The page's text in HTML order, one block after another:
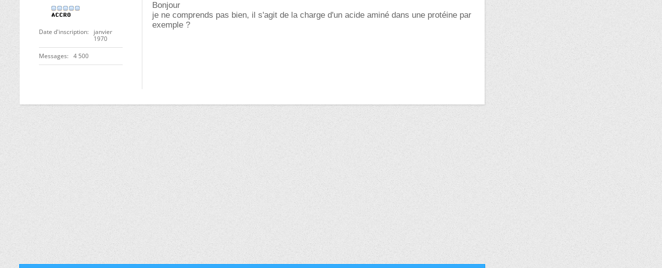
Date d'inscription
janvier
1970
Messages 4 500
Bonjour
je ne comprends pas bien, il s'agit de la charge d'un acide aminé dans une protéine par
exemple ?